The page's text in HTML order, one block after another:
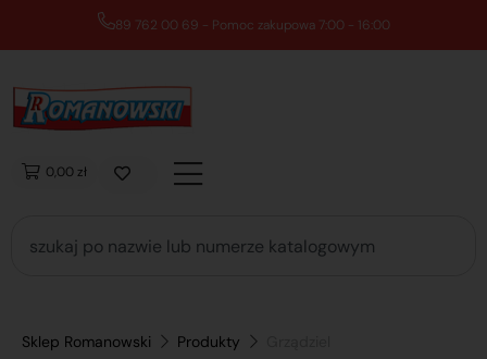
89 762 00 69 - Pomoc zakupowa 7:00 - 16:00
0,00 zł
Sklep Romanowski Produkty